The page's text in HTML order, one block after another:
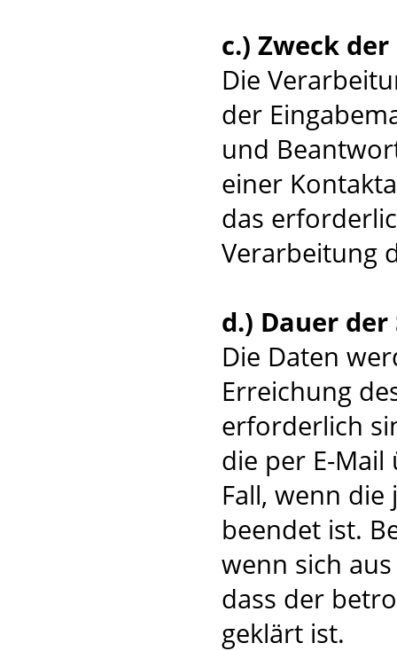
c.) Zweck
Die
der
und
einer
das
Verarbeitung
d.) Dauer
Die Daten
Erreichung
erforderlich
die per E-
Fall, wenn
beendet ist.
wenn sich
dass der
geklärt ist.